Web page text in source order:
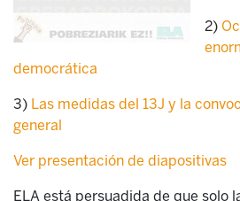
2)
democrática
3) Las medidas del 13J y la
general
Ver presentación de diapositivas
ELA está persuadida de que solo